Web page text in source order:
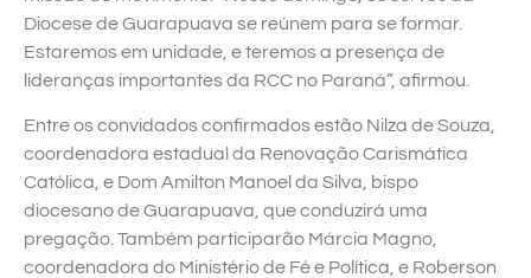
Diocese de Guarapuava se reúnem para se formar.
Estaremos em unidade, e teremos a presença de
lideranças importantes da RCC no Paraná”, afirmou.
Entre os convidados confirmados estão Nilza de Souza,
coordenadora estadual da Renovação Carismática
Católica, e Dom Amilton Manoel da Silva, bispo
diocesano de Guarapuava, que conduzirá uma
pregação. Também participarão Márcia Magno,
coordenadora do Ministério de Fé e Política, e Roberson